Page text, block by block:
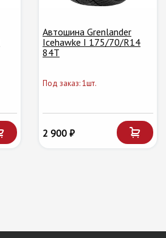
Автошина Grenlander
Icehawke I 175/70/R14
84T
Под заказ: 1шт.
2 900 ₽